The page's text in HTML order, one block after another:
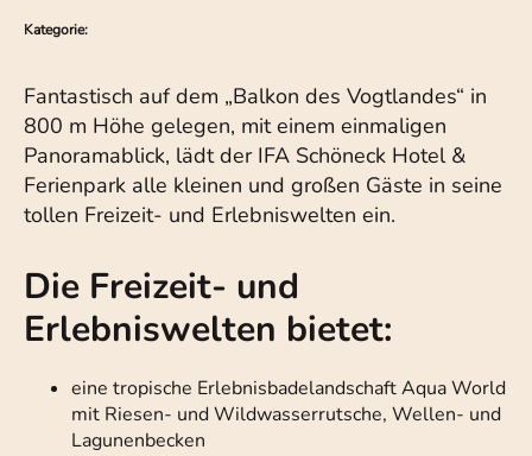
Kategorie:
Fantastisch auf dem „Balkon des Vogtlandes“ in
800 m Höhe gelegen, mit einem einmaligen
Panoramablick, lädt der IFA Schöneck Hotel &
Ferienpark alle kleinen und großen Gäste in seine
tollen Freizeit- und Erlebniswelten ein.
Die Freizeit- und
Erlebniswelten bietet:
eine tropische Erlebnisbadelandschaft Aqua World
mit Riesen- und Wildwasserrutsche, Wellen- und
Lagunenbecken